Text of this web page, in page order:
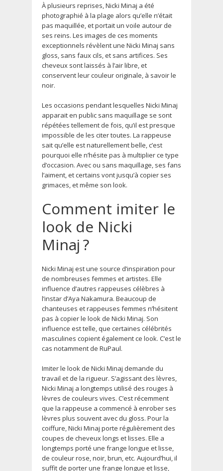
À plusieurs reprises, Nicki Minaj a été
photographié à la plage alors qu’elle n’était
pas maquillée, et portait un voile autour de
ses reins. Les images de ces moments
exceptionnels révèlent une Nicki Minaj sans
gloss, sans faux cils, et sans artifices. Ses
cheveux sont laissés à l’air libre, et
conservent leur couleur originale, à savoir le
noir.
Les occasions pendant lesquelles Nicki Minaj
apparait en public sans maquillage se sont
répétées tellement de fois, qu’il est presque
impossible de les citer toutes. La rappeuse
sait qu’elle est naturellement belle, c’est
pourquoi elle n’hésite pas à multiplier ce type
d’occasion. Avec ou sans maquillage, ses fans
l’aiment, et certains vont jusqu’à copier ses
grimaces, et même son look.
Comment imiter le
look de Nicki
Minaj ?
Nicki Minaj est une source d’inspiration pour
de nombreuses femmes et artistes. Elle
influence d’autres rappeuses célèbres à
l’instar d’Aya Nakamura. Beaucoup de
chanteuses et rappeuses femmes n’hésitent
pas à copier le look de Nicki Minaj. Son
influence est telle, que certaines célébrités
masculines copient également ce look. C’est le
cas notamment de RuPaul.
Imiter le look de Nicki Minaj demande du
travail et de la rigueur. S’agissant des lèvres,
Nicki Minaj a longtemps utilisé des rouges à
lèvres de couleurs vives. C’est récemment
que la rappeuse a commencé à enrober ses
lèvres plus souvent avec du gloss. Pour la
coiffure, Nicki Minaj porte régulièrement des
coupes de cheveux longs et lisses. Elle a
longtemps porté une frange longue et lisse,
de couleur rose, noir, brun, etc. Aujourd’hui, il
suffit de porter une frange longue et lisse,